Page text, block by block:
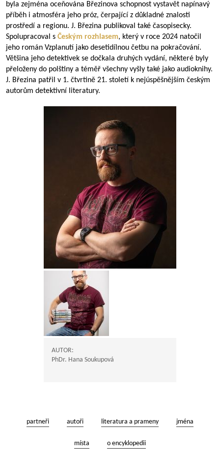
byla zejména oceňována Březinova schopnost vystavět napínavý
příběh i atmosféra jeho próz, čerpající z důkladné znalosti
prostředí a regionu. J. Březina publikoval také časopisecky.
Spolupracoval s Českým rozhlasem, který v roce 2024 natočil
jeho román Vzplanutí jako desetidílnou četbu na pokračování.
Většina jeho detektivek se dočkala druhých vydání, některé byly
přeloženy do polštiny a téměř všechny vyšly také jako audioknihy.
J. Březina patřil v 1. čtvrtině 21. století k nejúspěšnějším českým
autorům detektivní literatury.
AUTOR:
PhDr. Hana Soukupová
partneři autoři literatura a prameny jména
místa o encyklopedii